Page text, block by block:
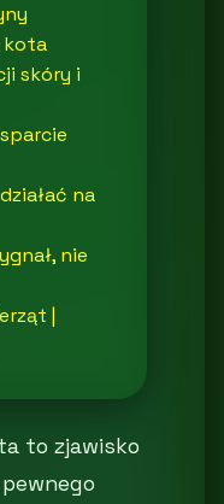
kota
skóry i
na
nie
|
to zjawisko